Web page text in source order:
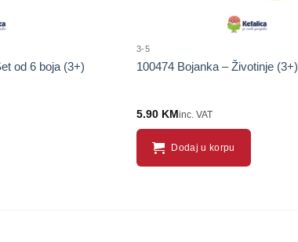
od 6 boja (3+)
3-5
100474 Bojanka – Životinje (3+)
5.90 KMinc. VAT
Dodaj u korpu